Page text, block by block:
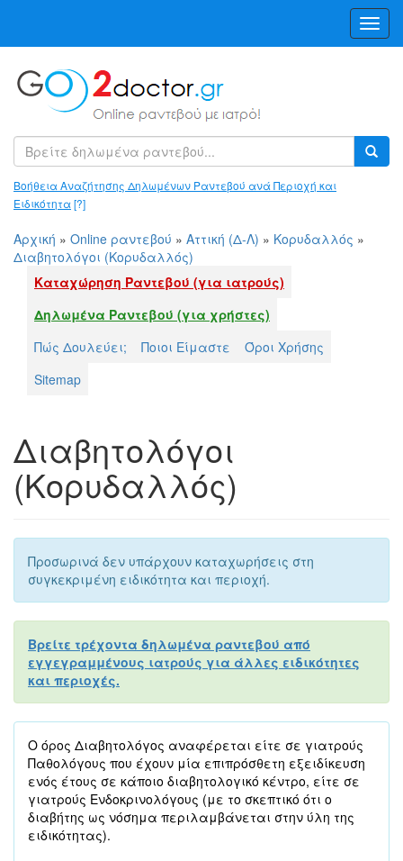
Βοήθεια Αναζήτησης Δηλωμένων Ραντεβού ανά Περιοχή και
Ειδικότητα[?]
Αρχική » Online ραντεβού » Αττική (Δ-Λ) » Κορυδαλλός »
Διαβητολόγοι (Κορυδαλλός)
Καταχώρηση Ραντεβού (για ιατρούς)
Δηλωμένα Ραντεβού (για χρήστες)
Πώς Δουλεύει;
Ποιοι Είμαστε
Όροι Χρήσης
Sitemap
Διαβητολόγοι
(Κορυδαλλός)
Προσωρινά δεν υπάρχουν καταχωρήσεις στη
συγκεκριμένη ειδικότητα και περιοχή.
Βρείτε τρέχοντα δηλωμένα ραντεβού από
εγγεγραμμένους ιατρούς για άλλες ειδικότητες
και περιοχές.
Ο όρος Διαβητολόγος αναφέρεται είτε σε γιατρούς
Παθολόγους που έχουν μία επιπρόσθετη εξειδίκευση
ενός έτους σε κάποιο διαβητολογικό κέντρο, είτε σε
γιατρούς Ενδοκρινολόγους (με το σκεπτικό ότι ο
διαβήτης ως νόσημα περιλαμβάνεται στην ύλη της
ειδικότητας).